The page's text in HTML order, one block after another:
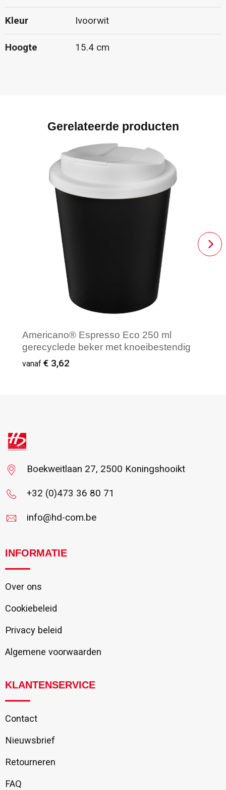
Kleur Ivoorwit
Hoogte 15.4 cm
Gerelateerde producten
Americano® Espresso Eco 250 ml
gerecyclede beker met knoeibestendig
deksel
vanaf € 3,62
Boekweitlaan 27, 2500 Koningshooikt
+32 (0)473 36 80 71
info@hd-com.be
INFORMATIE
Over ons
Cookiebeleid
Privacy beleid
Algemene voorwaarden
KLANTENSERVICE
Contact
Nieuwsbrief
Retourneren
FAQ